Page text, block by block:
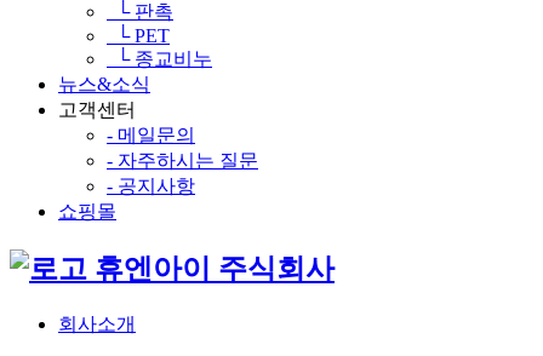
└ 판촉
└ PET
└ 종교비누
뉴스&소식
고객센터
- 메일문의
- 자주하시는 질문
- 공지사항
쇼핑몰
휴엔아이 주식회사
회사소개